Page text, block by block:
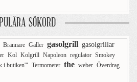
SÖKORD
Brännare Galler gasolgrill gasolgrillar
Kol Kolgrill Napoleon regulator Smokey
i butiken'" Termometer the weber Överdrag